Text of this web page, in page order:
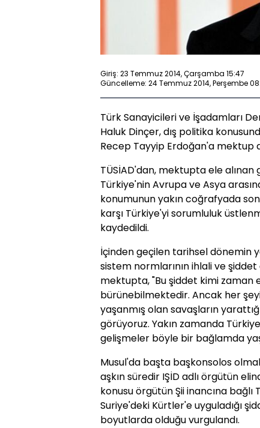
Giriş: 23 Temmuz 2014, Çarşamba 15:47
Güncelleme: 24 Temmuz 2014, Perşembe
Türk Sanayicileri ve İşadamları
Haluk Dinçer, dış politika
Recep Tayyip Erdoğan'a mektup
TÜSİAD'dan, mektupta ele alınan
Türkiye'nin Avrupa ve Asya
konumunun yakın coğrafyada
karşı Türkiye'yi sorumluluk
kaydedildi.
İçinden geçilen tarihsel dönemin
sistem normlarının ihlali ve
mektupta, "Bu şiddet kimi zaman
bürünebilmektedir. Ancak her
yaşanmış olan savaşların
görüyoruz. Yakın zamanda
gelişmeler böyle bir bağlamda
Musul'da başta başkonsolos
aşkın süredir IŞİD adlı örgütün
konusu örgütün Şii inancına
Suriye'deki Kürtler'e uyguladığı
boyutlarda olduğu vurgulandı.